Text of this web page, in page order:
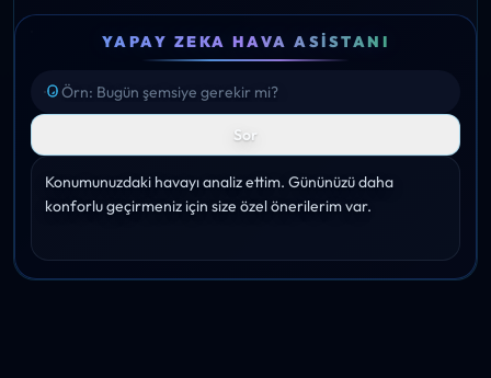
YAPAY ZEKA HAVA ASISTANI
Sor
Konumunuzdaki havayı analiz ettim. Gününüzü daha
konforlu geçirmeniz için size özel önerilerim var.